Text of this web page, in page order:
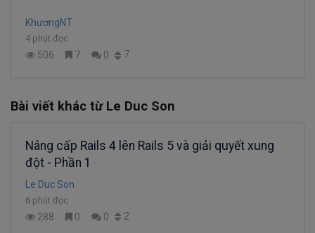
KhươngNT
4 phút đọc
506 7 0 7
Bài viết khác từ Le Duc Son
Nâng cấp Rails 4 lên Rails 5 và giải quyết xung
đột - Phần 1
Le Duc Son
6 phút đọc
288 0 0 2